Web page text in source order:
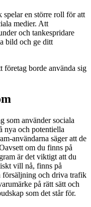
en större roll för att
medier. Att
och tankespridare
bild och ge ditt
borde använda sig
som använder sociala
nya och potentiella
användarna säger att de
om du finns på
är det viktigt att du
vill nå, finns på
och driva trafik
på rätt sätt och
som det står för.